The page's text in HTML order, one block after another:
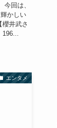
今回は、
かしい
井武さ
エンタメ